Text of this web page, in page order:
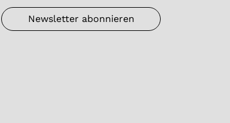
Newsletter abonnieren